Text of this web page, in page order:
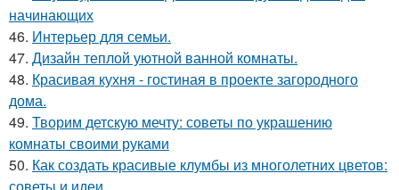
начинающих
46. Интерьер для семьи.
47. Дизайн теплой уютной ванной комнаты.
48. Красивая кухня - гостиная в проекте загородного
дома.
49. Творим детскую мечту: советы по украшению
комнаты своими руками
50. Как создать красивые клумбы из многолетних цветов: